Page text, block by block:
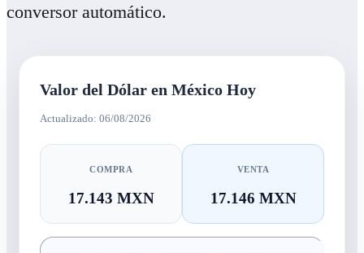
conversor automático.
Valor del Dólar en México Hoy
Actualizado: 06/08/2026
COMPRA
17.143 MXN
VENTA
17.146 MXN